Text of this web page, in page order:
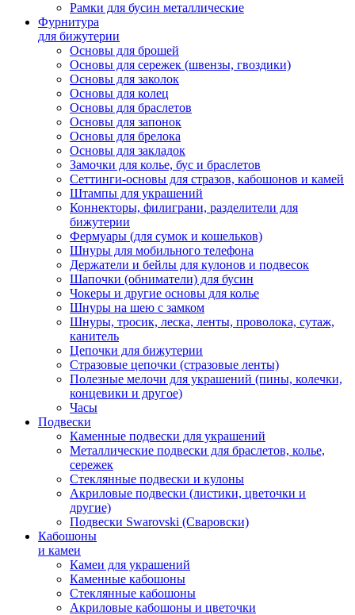
Рамки для бусин металлические
Фурнитура
для бижутерии
Основы для брошей
Основы для сережек (швензы, гвоздики)
Основы для заколок
Основы для колец
Основы для браслетов
Основы для запонок
Основы для брелока
Основы для закладок
Замочки для колье, бус и браслетов
Сеттинги-основы для стразов, кабошонов и камей
Штампы для украшений
Коннекторы, филиграни, разделители для
бижутерии
Фермуары (для сумок и кошельков)
Шнуры для мобильного телефона
Держатели и бейлы для кулонов и подвесок
Шапочки (обниматели) для бусин
Чокеры и другие основы для колье
Шнуры на шею с замком
Шнуры, тросик, леска, ленты, проволока, сутаж,
канитель
Цепочки для бижутерии
Стразовые цепочки (стразовые ленты)
Полезные мелочи для украшений (пины, колечки,
концевики и другое)
Часы
Подвески
Каменные подвески для украшений
Металлические подвески для браслетов, колье,
сережек
Стеклянные подвески и кулоны
Акриловые подвески (листики, цветочки и
другие)
Подвески Swarovski (Сваровски)
Кабошоны
и камеи
Камеи для украшений
Каменные кабошоны
Стеклянные кабошоны
Акриловые кабошоны и цветочки